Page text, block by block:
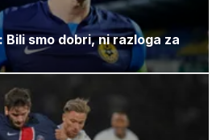
smo dobri, ni razloga za